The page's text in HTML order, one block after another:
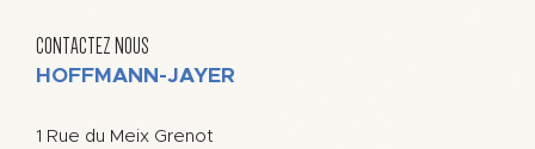
CONTACTEZ NOUS
HOFFMANN-JAYER
1 Rue du Meix Grenot